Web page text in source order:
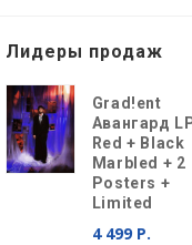
Лидеры продаж
Grad!ent
Авангард
Red + Black
Marbled + 2
Posters +
Limited
4 499 Р.